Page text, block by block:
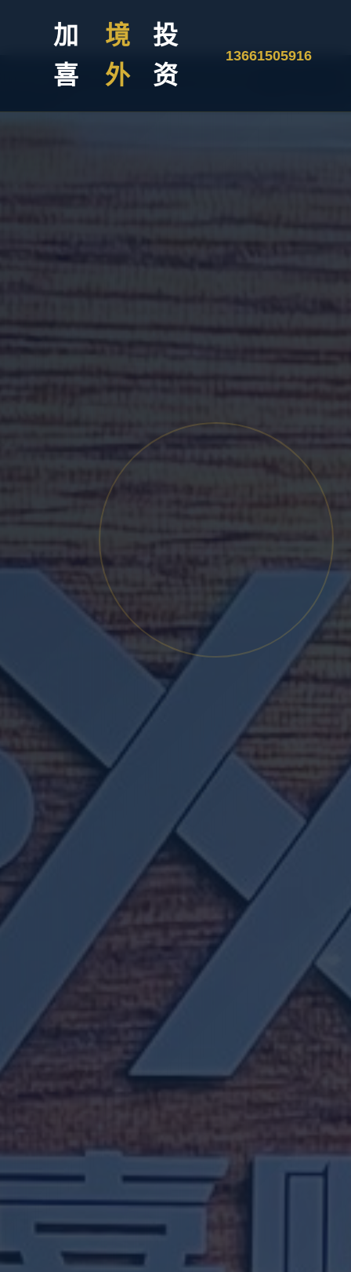
加
喜
境
外
投
资
13661505916